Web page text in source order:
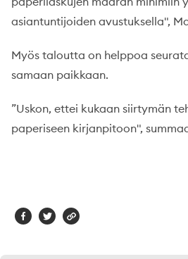
asiantuntijoiden avustuksella",
Myös taloutta on helppoa
samaan paikkaan.
”Uskon, ettei kukaan siirtymän
paperiseen kirjanpitoon",